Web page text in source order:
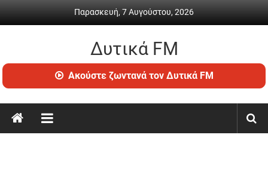
Παρασκευή, 7 Αυγούστου, 2026
Δυτικά FM
Ραδιόφωνο
•
ενημέρωση
Ακούστε ζωντανά τον Δυτικά FM